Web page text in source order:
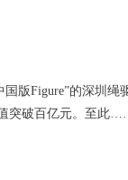
版Figure”的深圳
突破百亿元。至此